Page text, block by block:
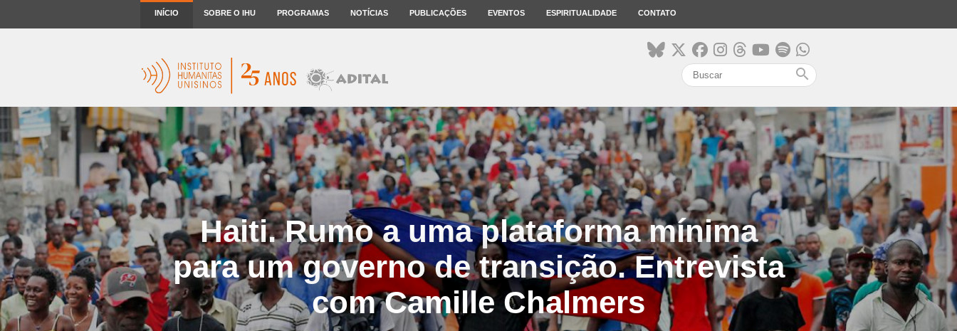
INÍCIO SOBRE O IHU PROGRAMAS NOTÍCIAS PUBLICAÇÕES EVENTOS ESPIRITUALIDADE CONTATO
search
Haiti. Rumo a uma plataforma mínima
para um governo de transição. Entrevista
com Camille Chalmers